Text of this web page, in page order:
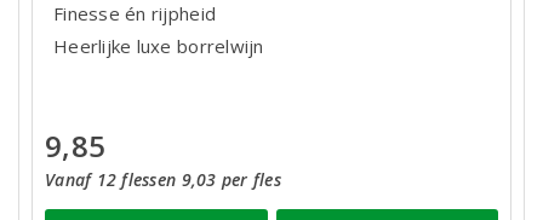
Finesse én rijpheid
Heerlijke luxe borrelwijn
9,85
Vanaf 12 flessen 9,03 per fles